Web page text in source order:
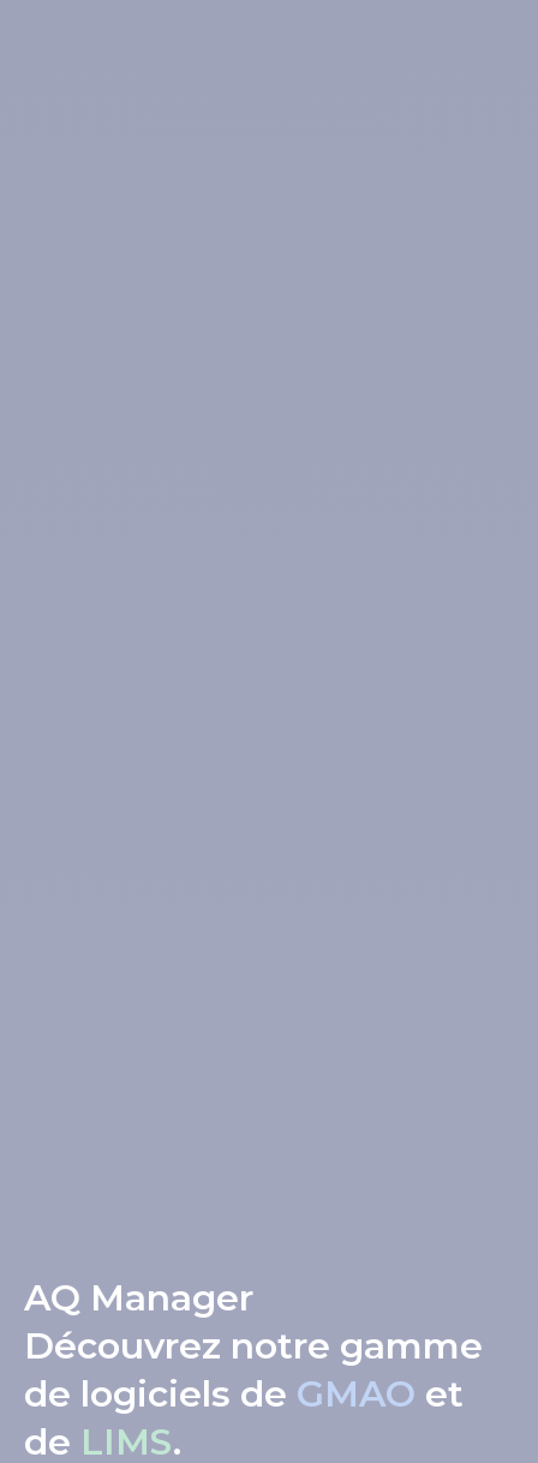
AQ Manager
Découvrez notre gamme
de logiciels de GMAO et
de LIMS.